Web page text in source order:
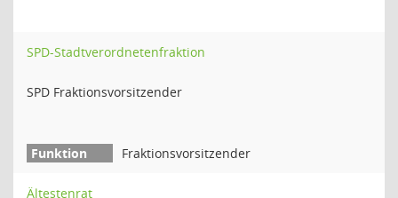
SPD-Stadtverordnetenfraktion
SPD Fraktionsvorsitzender
Fraktionsvorsitzender
Ältestenrat